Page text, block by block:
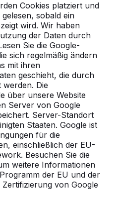
Cookies platziert und
sobald ein
wird. Wir haben
der Daten durch
Sie die Google-
sich regelmäßig ändern
mit ihren
geschieht, die durch
werden. Die
über unsere Website
Server von Google
Server-Standort
Staaten. Google ist
für die
einschließlich der EU-
Besuchen Sie die
weitere Informationen
der EU und der
von Google
von HeBlad auch
werden?
dass
befestigte
damit der Tisch
Tische und
Bodenplatte
und Bänke von